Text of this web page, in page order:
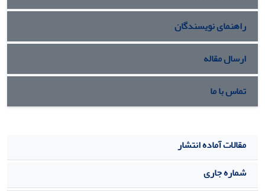
راهنمای نویسندگان
ارسال مقاله
تماس با ما
مقالات آماده انتشار
شماره جاری